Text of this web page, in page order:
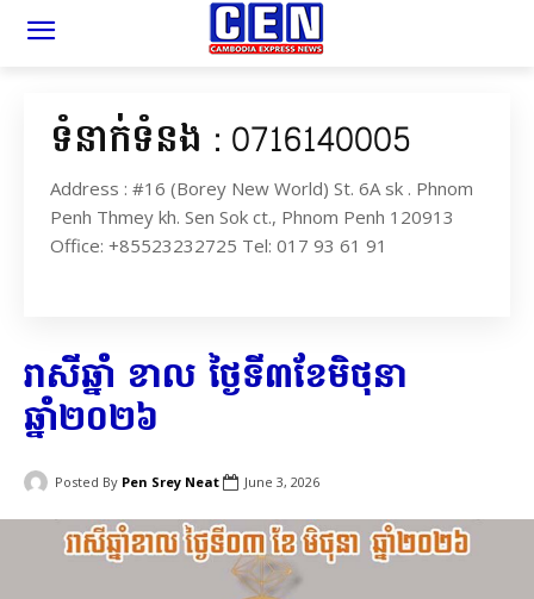
ទំនាក់ទំនង : 0716140005
Address : #16 (Borey New World) St. 6A sk . Phnom
Penh Thmey kh. Sen Sok ct., Phnom Penh 120913
Office: +85523232725 Tel: 017 93 61 91
រាសីឆ្នាំ ខាល ថ្ងៃទី៣ខែមិថុនា
ឆ្នាំ២០២៦
Posted By Pen Srey Neat June 3, 2026